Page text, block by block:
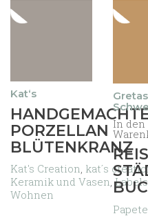
Kat‘s
Dieses
Produkt
weist
mehrere
Varianten
auf.
Die
Optionen
PORZELLAN
BLÜTENKRANZ
Kat's Creation, kat´s
Keramik und Vasen,Labels
Wohnen
Gretas
In den